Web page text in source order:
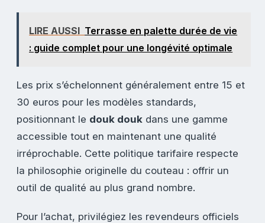
LIRE AUSSI Terrasse en palette durée de vie
: guide complet pour une longévité optimale
Les prix s’échelonnent généralement entre 15 et
30 euros pour les modèles standards,
positionnant le douk douk dans une gamme
accessible tout en maintenant une qualité
irréprochable. Cette politique tarifaire respecte
la philosophie originelle du couteau : offrir un
outil de qualité au plus grand nombre.
Pour l’achat, privilégiez les revendeurs officiels